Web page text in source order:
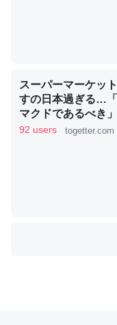
ちぼちRingも置こ
位置情報を共有し
これ見て生きてる
─たまにLINEするくら
コミュニケーションが
ちょうど同じ理由
スーパーマーケッ
すの日本過ぎる…
マクドであるべき
る」など
92 users togetter.com